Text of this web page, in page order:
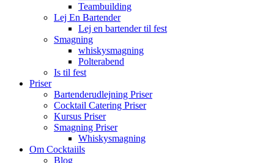
Teambuilding
Lej En Bartender
Lej en bartender til fest
Smagning
whiskysmagning
Polterabend
Is til fest
Priser
Bartenderudlejning Priser
Cocktail Catering Priser
Kursus Priser
Smagning Priser
Whiskysmagning
Om Cocktaiils
Blog